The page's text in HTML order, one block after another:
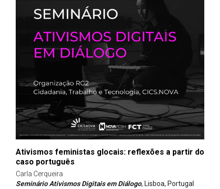
Ativismos feministas glocais: reflexões a partir do
caso português
Carla Cerqueira
Seminário Ativismos Digitais em Diálogo, Lisboa, Portugal